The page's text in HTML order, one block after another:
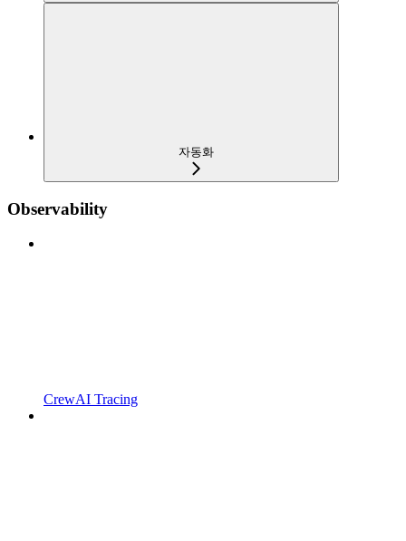
자동화
Observability
CrewAI Tracing